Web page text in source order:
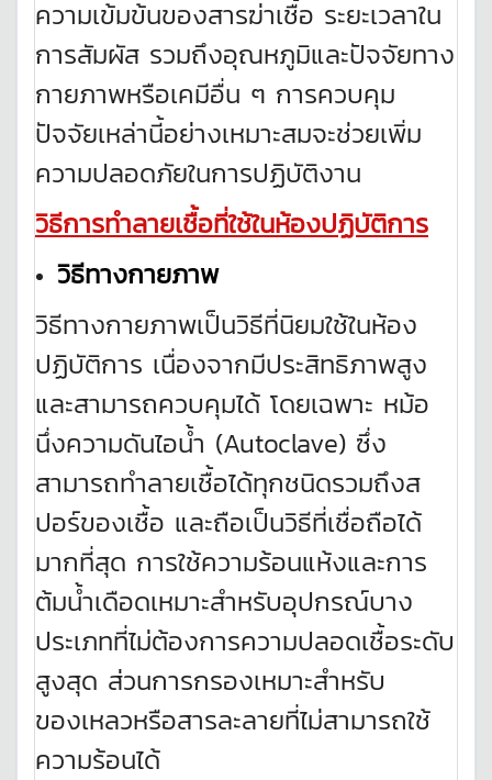
ความเข้มข้นของสารฆ่าเชื้อ ระยะเวลาใน
การสัมผัส รวมถึงอุณหภูมิและปัจจัยทาง
กายภาพหรือเคมีอื่น ๆ การควบคุม
ปัจจัยเหล่านี้อย่างเหมาะสมจะช่วยเพิ่ม
ความปลอดภัยในการปฏิบัติงาน
วิธีการทำลายเชื้อที่ใช้ในห้องปฏิบัติการ
วิธีทางกายภาพ
วิธีทางกายภาพเป็นวิธีที่นิยมใช้ในห้อง
ปฏิบัติการ เนื่องจากมีประสิทธิภาพสูง
และสามารถควบคุมได้ โดยเฉพาะ หม้อ
นึ่งความดันไอน้ำ (Autoclave) ซึ่ง
สามารถทำลายเชื้อได้ทุกชนิดรวมถึงส
ปอร์ของเชื้อ และถือเป็นวิธีที่เชื่อถือได้
มากที่สุด การใช้ความร้อนแห้งและการ
ต้มน้ำเดือดเหมาะสำหรับอุปกรณ์บาง
ประเภทที่ไม่ต้องการความปลอดเชื้อระดับ
สูงสุด ส่วนการกรองเหมาะสำหรับ
ของเหลวหรือสารละลายที่ไม่สามารถใช้
ความร้อนได้